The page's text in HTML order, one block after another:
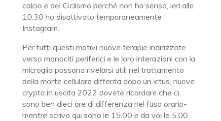
calcio e del Ciclismo perché non ha senso, ieri alle
10:30 ho disattivato temporaneamente
Instagram.
Per tutti questi motivi nuove terapie indirizzate
verso monociti periferici e le loro interazioni con la
microglia possono rivelarsi utili nel trattamento
della morte cellulare differita dopo un ictus, nuove
crypto in uscita 2022 dovete ricordare che ci
sono ben dieci ore di differenza nel fuso orario-
mentre scrivo qui sono le 15.00 e da voi le 5.00